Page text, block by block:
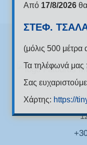
156
Από 17/8/2026
ΣΤΕΦ.
(μόλις 500 μέτρα
Τα τηλέφωνά μας
Σας
Χάρτης: https://